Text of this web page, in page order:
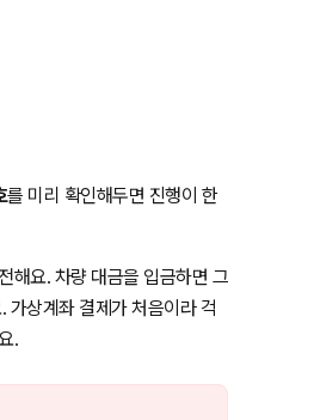
를 미리 확인해두면 진행이 한
해요. 차량 대금을 입금하면 그
가상계좌 결제가 처음이라 걱
.